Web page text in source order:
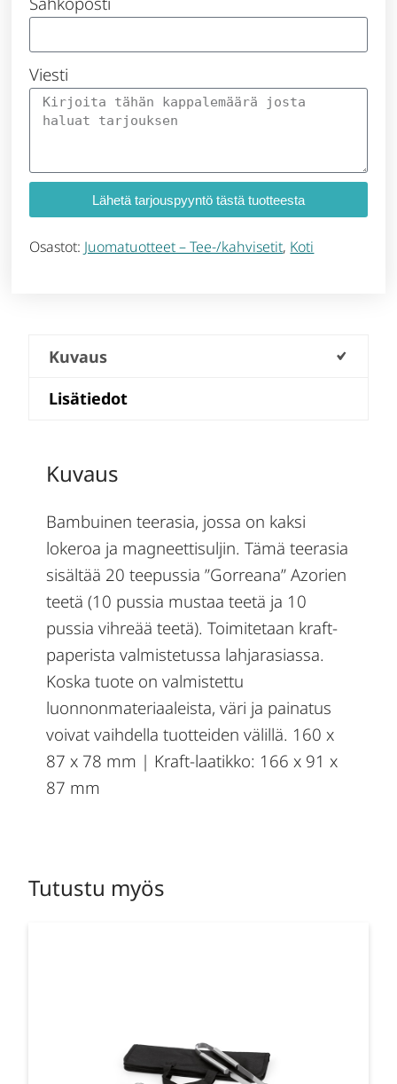
Viesti
Lähetä tarjouspyyntö tästä tuotteesta
Osastot: Juomatuotteet – Tee-/kahvisetit, Koti
Kuvaus
Lisätiedot
Kuvaus
Bambuinen teerasia, jossa on kaksi
lokeroa ja magneettisuljin. Tämä teerasia
sisältää 20 teepussia ”Gorreana” Azorien
teetä (10 pussia mustaa teetä ja 10
pussia vihreää teetä). Toimitetaan kraft-
paperista valmistetussa lahjarasiassa.
Koska tuote on valmistettu
luonnonmateriaaleista, väri ja painatus
voivat vaihdella tuotteiden välillä. 160 x
87 x 78 mm | Kraft-laatikko: 166 x 91 x
87 mm
Tutustu myös